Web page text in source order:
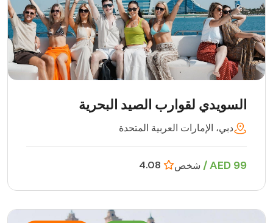
السويدي لقوارب الصيد البحرية
دبي، الإمارات العربية المتحدة
99 AED / شخص